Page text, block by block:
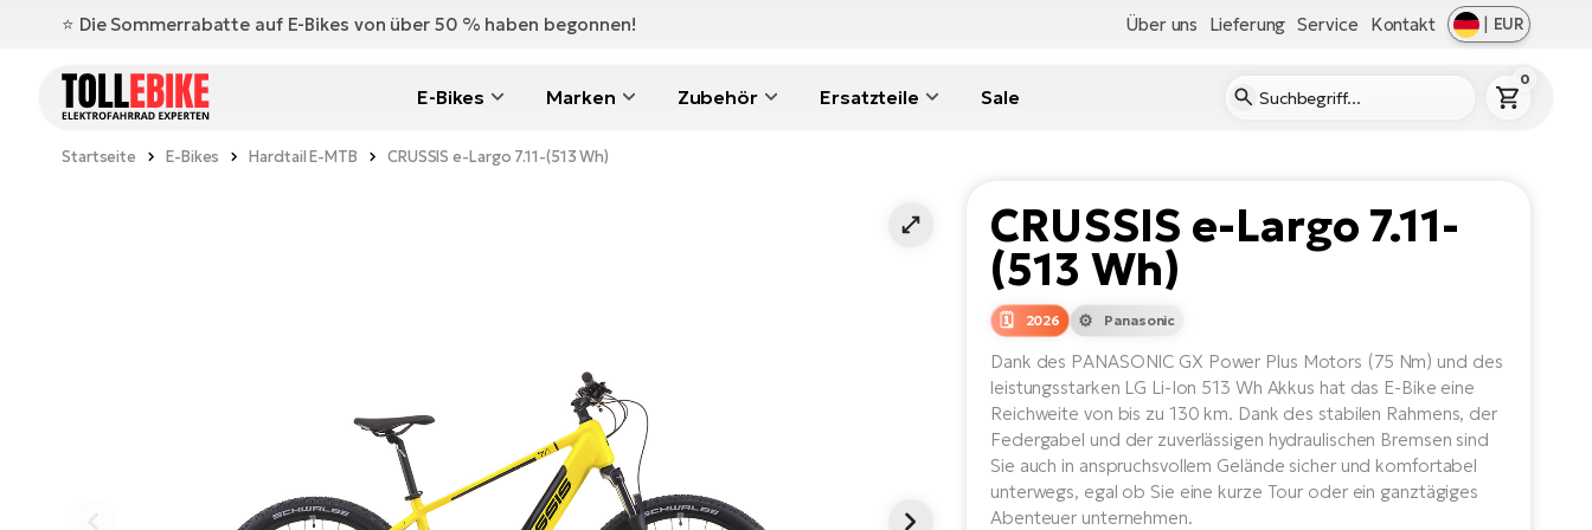
⭐️ Die Sommerrabatte auf E-Bikes von über 50 % haben begonnen! Über uns Lieferung Service Kontakt | EUR
E-Bikes Marken Zubehör Ersatzteile Sale
0
Startseite E-Bikes Hardtail E-MTB CRUSSIS e-Largo 7.11-(513 Wh)
CRUSSIS e-Largo 7.11-
(513 Wh)
Panasonic
2026
Dank des PANASONIC GX Power Plus Motors (75 Nm) und des
leistungsstarken LG Li-Ion 513 Wh Akkus hat das E-Bike eine
Reichweite von bis zu 130 km. Dank des stabilen Rahmens, der
Federgabel und der zuverlässigen hydraulischen Bremsen sind
Sie auch in anspruchsvollem Gelände sicher und komfortabel
unterwegs, egal ob Sie eine kurze Tour oder ein ganztägiges
Abenteuer unternehmen.